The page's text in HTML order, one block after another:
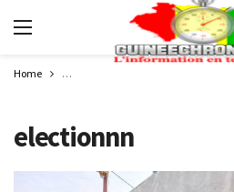
Home Triple scrutin : la Dynamique Œil du
electionnn